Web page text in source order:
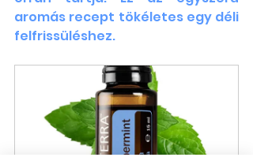
aromás recept tökéletes egy déli
felfrissüléshez.